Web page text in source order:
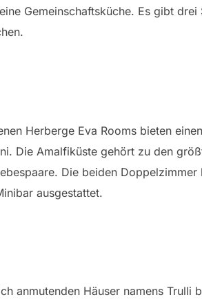
Gemeinschaftsküche. Es gibt drei
Herberge Eva Rooms bieten
Die Amalfiküste gehört zu den
Die beiden Doppelzimmer
ausgestattet.
anmutenden Häuser namens Trulli